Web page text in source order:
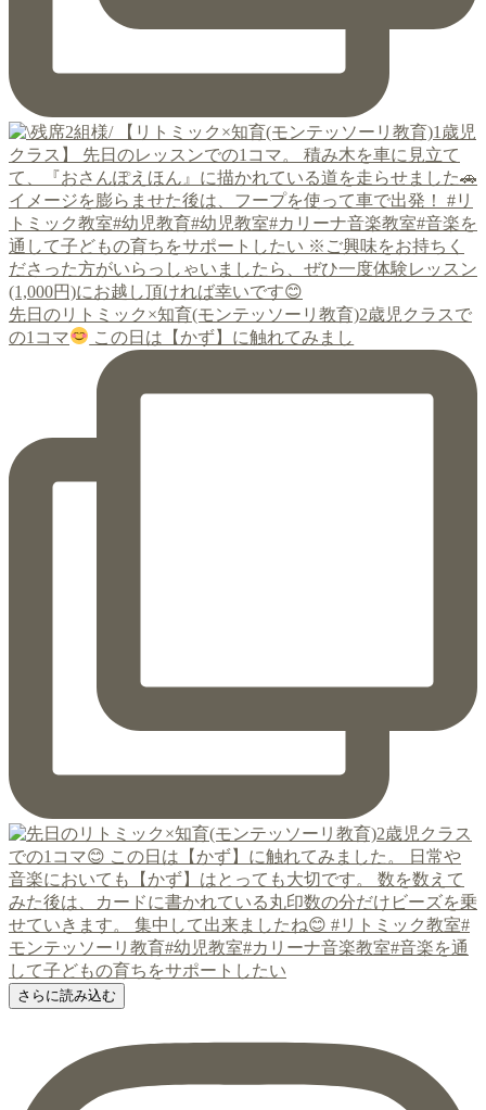
先日のリトミック×知育(モンテッソーリ教育)2歳児クラスで
の1コマ
この日は【かず】に触れてみまし
さらに読み込む